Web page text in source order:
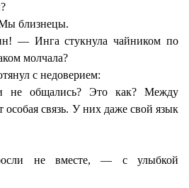
близнецы.
— Инга стукнула чайником по
молчала?
с недоверием:
общались? Это как? Между
особая связь. У них даже свой язык
не вместе, — с улыбкой